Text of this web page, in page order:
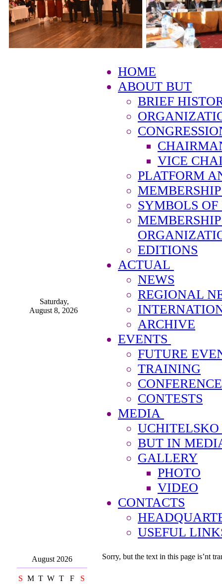
Saturday,
August 8, 2026
HOME
ABOUT BUT
BRIEF
VICE
PLATFORM
SYMBOLS
EDITIONS
ACTUAL
NEWS
REGIONAL
ARCHIVE
EVENTS
FUTURE
TRAINING
CONTESTS
MEDIA
BUT IN
GALLERY
PHOTO
VIDEO
CONTACTS
USEFUL
August 2026
S M T W T F S
Sorry, but the text in this page is’nt